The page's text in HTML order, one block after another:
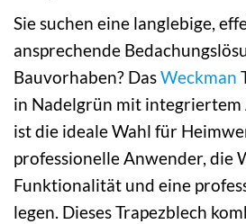
Sie suchen eine langlebige,
ansprechende
Bauvorhaben? DasWeckman
in Nadelgrün mit
ist die ideale Wahl für
professionelle Anwender, die
Funktionalität und eine
legen. Dieses Trapezblech